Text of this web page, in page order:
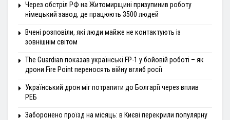
Через обстріл РФ на Житомирщині призупинив роботу
німецький завод, де працюють 3500 людей
Вчені розповіли, які люди майже не контактують із
зовнішнім світом
The Guardian показав українські FP-1 у бойовій роботі – як
дрони Fire Point переносять війну вглиб росії
Український дрон міг потрапити до Болгарії через вплив
РЕБ
Заборонено проїзд на місяць: в Києві перекрили популярну